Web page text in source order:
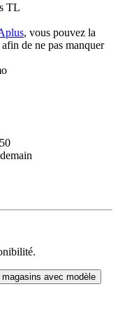
TL
, vous pouvez la
de ne pas manquer
avec modèle